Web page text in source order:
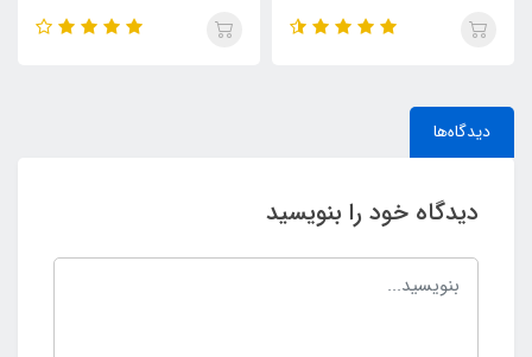
دیدگاه‌ها
دیدگاه خود را بنویسید